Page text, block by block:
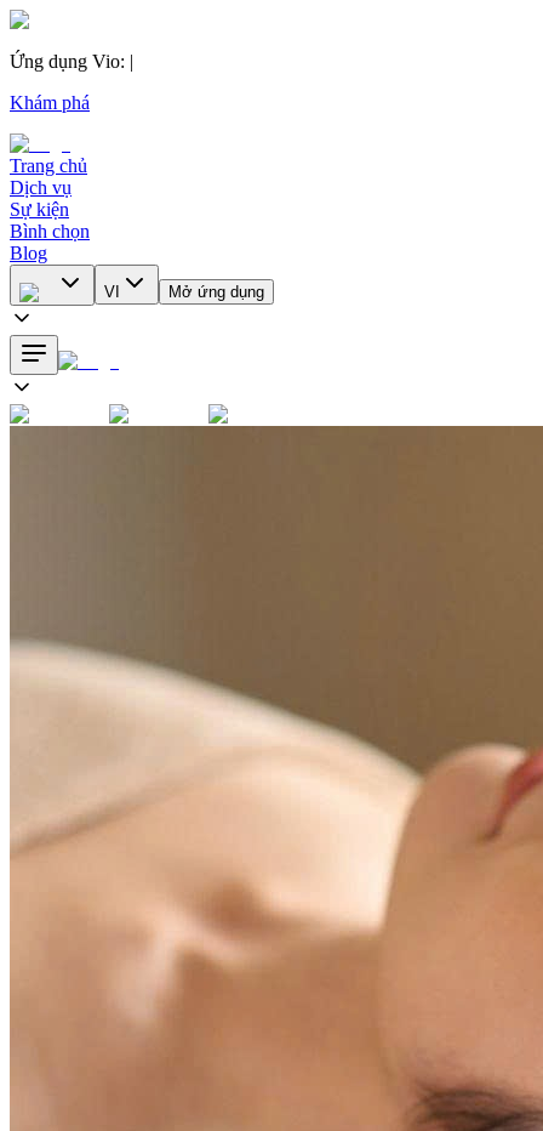
Ứng dụng Vio: |
Khám phá
Trang chủ
Dịch vụ
Sự kiện
Bình chọn
Blog
VI Mở ứng dụng